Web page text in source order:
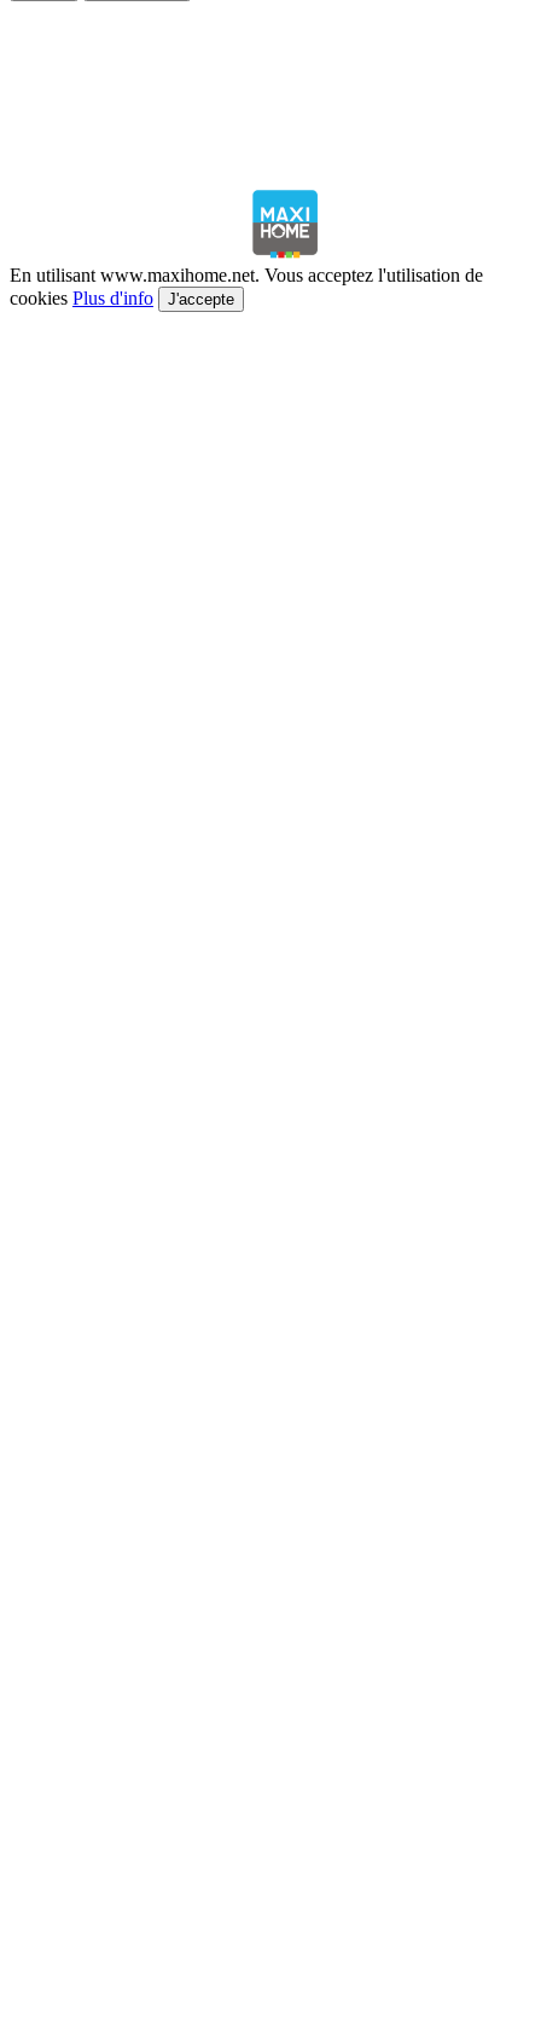
En utilisant www.maxihome.net. Vous acceptez l'utilisation de
cookies Plus d'info J'accepte